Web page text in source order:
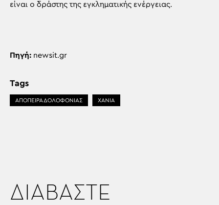
είναι ο δράστης της εγκληματικής ενέργειας.
Πηγή: newsit.gr
Tags
ΑΠΌΠΕΙΡΑ ΔΟΛΟΦΟΝΊΑΣ ΧΑΝΙΑ
ΔΙΑΒΑΣΤΕ